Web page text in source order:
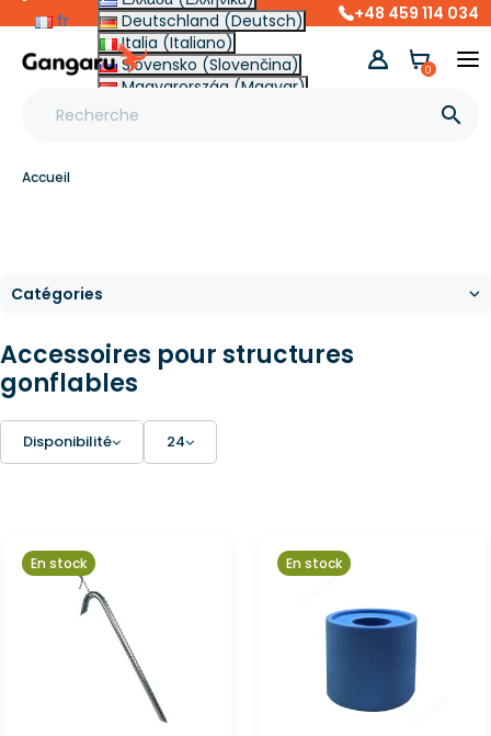
fr
Deutschland (Deutsch)
Italia (Italiano)
Slovensko (Slovenčina)
Magyarország (Magyar)
Other (English €)
+48 459 114 034

0
Accueil
Accessoires pour structures
gonflables
Disponibilité 24
En stock En stock